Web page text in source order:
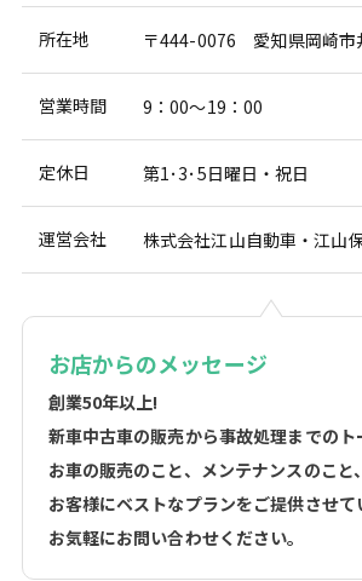
所在地 〒444-0076 愛知県岡崎市
営業時間 9：00～19：00
定休日 第1･3･5日曜日・祝日
運営会社 株式会社江山自動車・江山
お店からのメッセージ
創業50年以上!
新車中古車の販売から事故処理までのト
お車の販売のこと、メンテナンスのこと
お客様にベストなプランをご提供させて
お気軽にお問い合わせください。